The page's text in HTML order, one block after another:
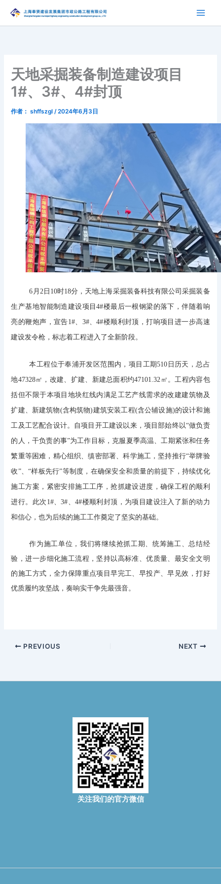
内
天地采掘装备制造建设项目
1#、3#、4#封顶
作者： shffszgl/2024年6月3日
6月2日10时18分，天地上海采掘装备科技有限公司采掘装备
生产基地智能制造建设项目4#楼最后一根钢梁的落下，伴随着响
亮的鞭炮声，宣告1#、3#、4#楼顺利封顶，打响项目进一步高速
建设发令枪，标志着工程进入了全新阶段。
本工程位于奉浦开发区范围内，项目工期510日历天，总占
地47328㎡，改建、扩建、新建总面积约47101.32㎡。工程内容包
括但不限于本项目地块红线内满足工艺产线需求的改建建筑物及
扩建、新建筑物(含构筑物)建筑安装工程(含公辅设施)的设计和施
工及工艺配合设计。自项目开工建设以来，项目部始终以“做负责
的人，干负责的事”为工作目标，克服夏季高温、工期紧张和任务
繁重等困难，精心组织、缜密部署、科学施工，坚持推行“举牌验
收”、“样板先行”等制度，在确保安全和质量的前提下，持续优化
施工方案，紧密安排施工工序，抢抓建设进度，确保工程的顺利
进行。此次1#、3#、4#楼顺利封顶，为项目建设注入了新的动力
和信心，也为后续的施工工作奠定了坚实的基础。
作为施工单位，我们将继续抢抓工期、统筹施工、总结经
验，进一步细化施工流程，坚持以高标准、优质量、最安全文明
的施工方式，全力保障重点项目早完工、早投产、早见效，打好
优质履约攻坚战，奏响实干争先最强音。
PREVIOUS NEXT
关注我们的官方微信